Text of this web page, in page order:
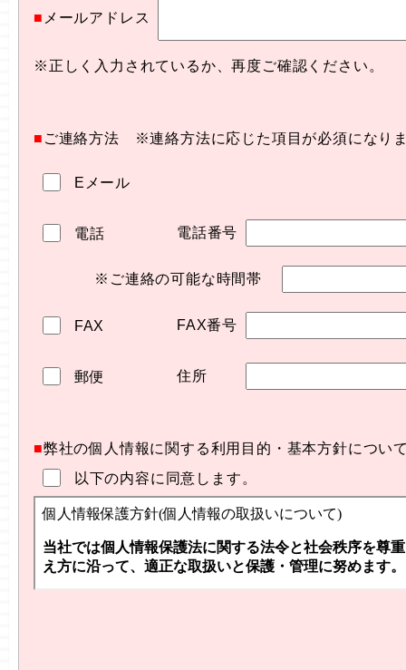
■ メールアドレス
※正しく入力されているか、再度ご確認ください。
■ ご連絡方法 ※連絡方法に応じた項目が必須になり
Eメール
電話 電話番号
※ご連絡の可能な時間帯
FAX FAX番号
郵便 住所
■弊社の個人情報に関する利用目的・基本方針につい
以下の内容に同意します。